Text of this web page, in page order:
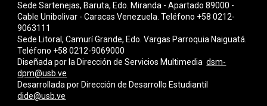
Sede Sartenejas, Baruta, Edo. Miranda - Apartado 89000 -
Cable Unibolivar - Caracas Venezuela. Teléfono +58 0212-
9063111
Sede Litoral, Camurí Grande, Edo. Vargas Parroquia Naiguatá.
Teléfono +58 0212-9069000
Diseñada por la Dirección de Servicios Multimediadsm-
dpm@usb.ve
Desarrollada por Dirección de Desarrollo Estudiantil
dide@usb.ve